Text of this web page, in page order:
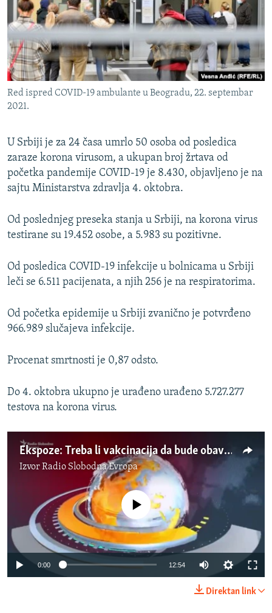
ISPRIČAJ MI
DNEVNO@RSE
SPECIJALI RSE
VIŠE OD NASLOVA
GENOCID U SREBRENICI
TV LIBERTY
POST SCRIPTUM
MOJA EVROPA
SVE KARTE DEJTONA
PRATITE NAS
Sve RFE/RL stranice
Red ispred COVID-19 ambulante u Beogradu, 22. septembar
2021.
U Srbiji je za 24 časa umrlo 50 osoba od posledica
zaraze korona virusom, a ukupan broj žrtava od
početka pandemije COVID-19 je 8.430, objavljeno je na
sajtu Ministarstva zdravlja 4. oktobra.
Od poslednjeg preseka stanja u Srbiji, na korona virus
testirane su 19.452 osobe, a 5.983 su pozitivne.
Od posledica COVID-19 infekcije u bolnicama u Srbiji
leči se 6.511 pacijenata, a njih 256 je na respiratorima.
Od početka epidemije u Srbiji zvanično je potvrđeno
966.989 slučajeva infekcije.
Procenat smrtnosti je 0,87 odsto.
Do 4. oktobra ukupno je urađeno urađeno 5.727.277
testova na korona virus.
Ekspoze: Treba li vakcinacija da bude obavezna?
IzvorRadio Slobodna Evropa
No media source currently available
0:00 12:54
Direktan link